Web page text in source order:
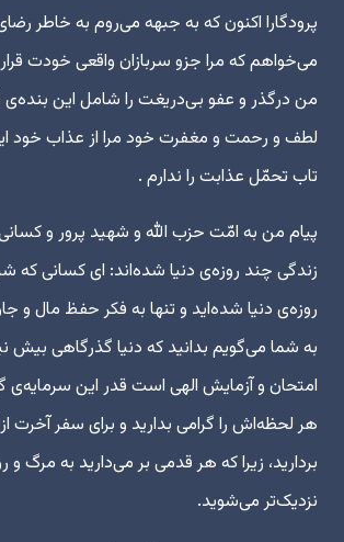
پرودگارا اکنون که به جبهه می‌روم به خاطر
می‌خواهم که مرا جزو سربازان واقعی خودت
من درگذر و عفو بی‌دریغت را شامل این بنده‌ی
لطف و رحمت و مغفرت خود مرا از عذاب خود
تاب تحمّل عذابت را ندارم .
پیام من به امّت حزب الله و شهید پرور و
زندگی چند روزه‌ی دنیا شده‌اند: ای کسانی که
روزه‌ی دنیا شده‌اید و تنها به فکر حفظ مال و
به شما می‌گویم بدانید که دنیا گذرگاهی
امتحان و آزمایش الهی است قدر این سرمایه‌ی
هر لحظه‌اش را گرامی بدارید و برای سفر آخرت
بردارید، زیرا که هر قدمی بر می‌دارید به مرگ
نزدیک‌تر می‌شوید.